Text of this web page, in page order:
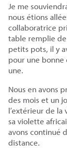
Je me
nous étions
collaboratrice
table remplie
petits pots, il y
pour une bonne
une.
Nous en avons
des mois et un
l’extérieur de la
sa violette
avons continué
distance.